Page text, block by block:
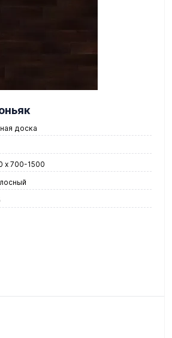
доска
х 700-1500